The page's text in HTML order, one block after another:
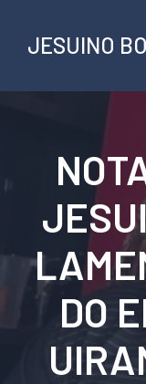
conteúdo
JESUINO
DO